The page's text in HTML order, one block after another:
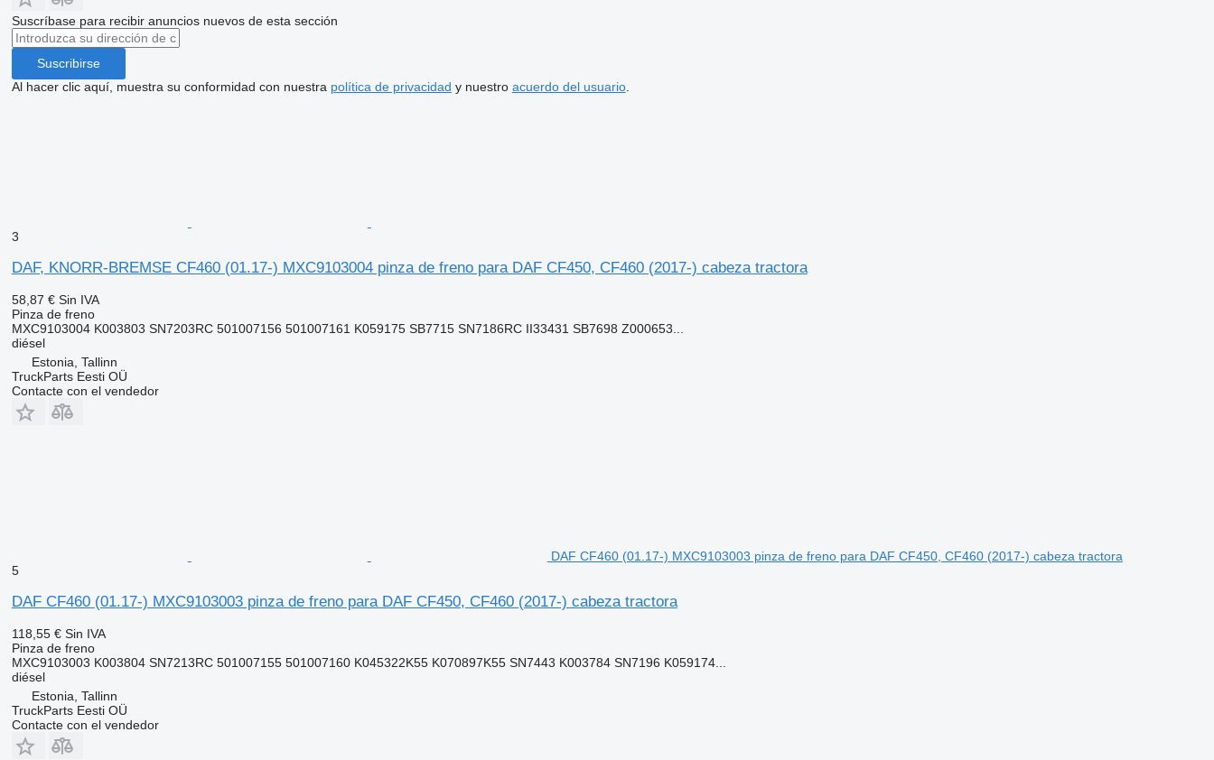
Suscríbase para recibir anuncios nuevos de esta sección
Suscribirse
Al hacer clic aquí, muestra su conformidad con nuestra política de privacidad y nuestro acuerdo del usuario.
3
DAF, KNORR-BREMSE CF460 (01.17-) MXC9103004 pinza de freno para DAF CF450, CF460 (2017-) cabeza tractora
58,87 € Sin IVA
Pinza de freno
MXC9103004 K003803 SN7203RC 501007156 501007161 K059175 SB7715 SN7186RC II33431 SB7698 Z000653...
diésel
Estonia, Tallinn
TruckParts Eesti OÜ
Contacte con el vendedor
DAF CF460 (01.17-) MXC9103003 pinza de freno para DAF CF450, CF460 (2017-) cabeza tractora
5
DAF CF460 (01.17-) MXC9103003 pinza de freno para DAF CF450, CF460 (2017-) cabeza tractora
118,55 € Sin IVA
Pinza de freno
MXC9103003 K003804 SN7213RC 501007155 501007160 K045322K55 K070897K55 SN7443 K003784 SN7196 K059174...
diésel
Estonia, Tallinn
TruckParts Eesti OÜ
Contacte con el vendedor